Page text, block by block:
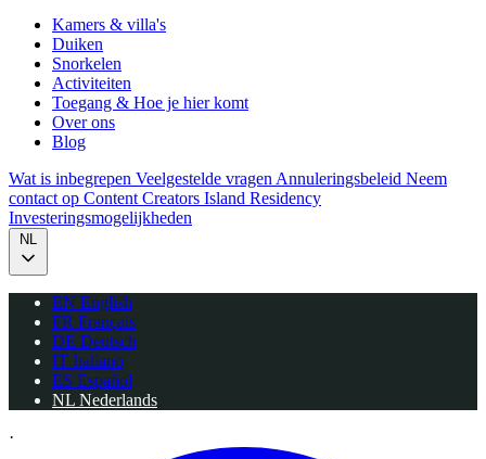
Kamers & villa's
Duiken
Snorkelen
Activiteiten
Toegang & Hoe je hier komt
Over ons
Blog
Wat is inbegrepen Veelgestelde vragen Annuleringsbeleid Neem
contact op Content Creators Island Residency
Investeringsmogelijkheden
NL
EN English
FR Français
DE Deutsch
IT Italiano
ES Español
NL Nederlands
·